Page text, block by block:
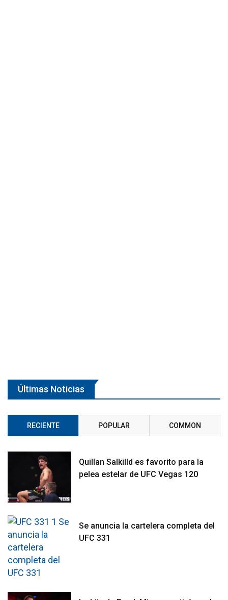
Últimas Noticias
RECIENTE POPULAR COMMON
Quillan Salkilld es favorito para la
pelea estelar de UFC Vegas 120
Se anuncia la cartelera completa del
UFC 331